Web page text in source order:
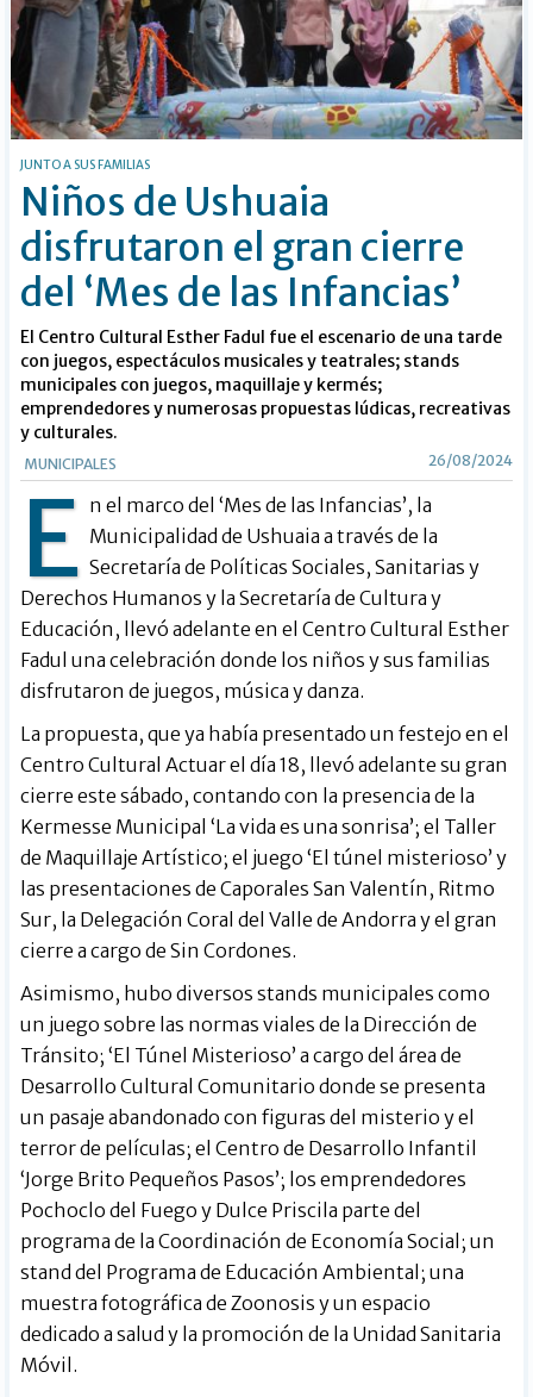
JUNTO A SUS FAMILIAS
Niños de Ushuaia
disfrutaron el gran cierre
del ‘Mes de las Infancias’
El Centro Cultural Esther Fadul fue el escenario de una tarde
con juegos, espectáculos musicales y teatrales; stands
municipales con juegos, maquillaje y kermés;
emprendedores y numerosas propuestas lúdicas, recreativas
y culturales.
MUNICIPALES 26/08/2024
E n el marco del ‘Mes de las Infancias’, la
Municipalidad de Ushuaia a través de la
Secretaría de Políticas Sociales, Sanitarias y
Derechos Humanos y la Secretaría de Cultura y
Educación, llevó adelante en el Centro Cultural Esther
Fadul una celebración donde los niños y sus familias
disfrutaron de juegos, música y danza.
La propuesta, que ya había presentado un festejo en el
Centro Cultural Actuar el día 18, llevó adelante su gran
cierre este sábado, contando con la presencia de la
Kermesse Municipal ‘La vida es una sonrisa’; el Taller
de Maquillaje Artístico; el juego ‘El túnel misterioso’ y
las presentaciones de Caporales San Valentín, Ritmo
Sur, la Delegación Coral del Valle de Andorra y el gran
cierre a cargo de Sin Cordones.
Asimismo, hubo diversos stands municipales como
un juego sobre las normas viales de la Dirección de
Tránsito; ‘El Túnel Misterioso’ a cargo del área de
Desarrollo Cultural Comunitario donde se presenta
un pasaje abandonado con figuras del misterio y el
terror de películas; el Centro de Desarrollo Infantil
‘Jorge Brito Pequeños Pasos’; los emprendedores
Pochoclo del Fuego y Dulce Priscila parte del
programa de la Coordinación de Economía Social; un
stand del Programa de Educación Ambiental; una
muestra fotográfica de Zoonosis y un espacio
dedicado a salud y la promoción de la Unidad Sanitaria
Móvil.